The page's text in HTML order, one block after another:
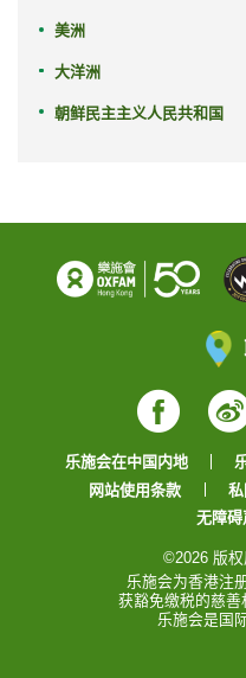
美洲
大洋洲
朝鲜民主主义人民共和国
乐施会在中国内地
网站使用条款
无障碍
©2026 版权
乐施会为香港注
获豁免缴税的慈善
乐施会是国